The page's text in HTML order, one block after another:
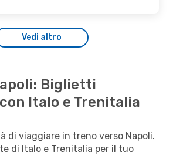
Vedi altro
Biglietti
Italo e Trenitalia
di viaggiare in treno verso Napoli.
di Italo e Trenitalia per il tuo